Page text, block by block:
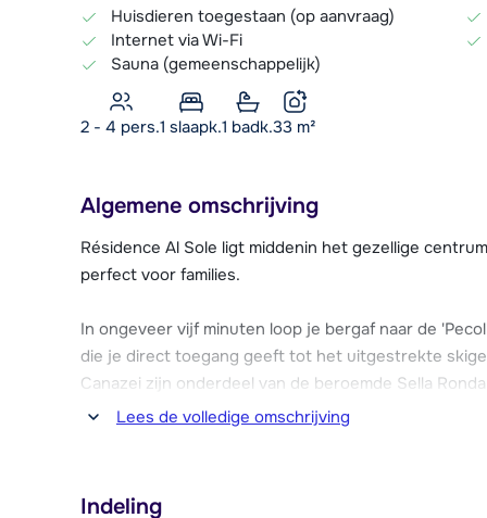
Huisdieren toegestaan (op aanvraag)
Internet via Wi-Fi
Sauna (gemeenschappelijk)
2 - 4 pers.1 slaapk.1 badk.33 m²
Algemene omschrijving
Résidence Al Sole ligt middenin het gezellige
perfect voor families.
In ongeveer vijf minuten loop je bergaf naar de
die je direct toegang geeft tot het uitgestrekte
Canazei zijn onderdeel van de beroemde Sella
andere skigebieden (Val Gardena, Arabba-
Lees de volledige omschrijving
Indeling